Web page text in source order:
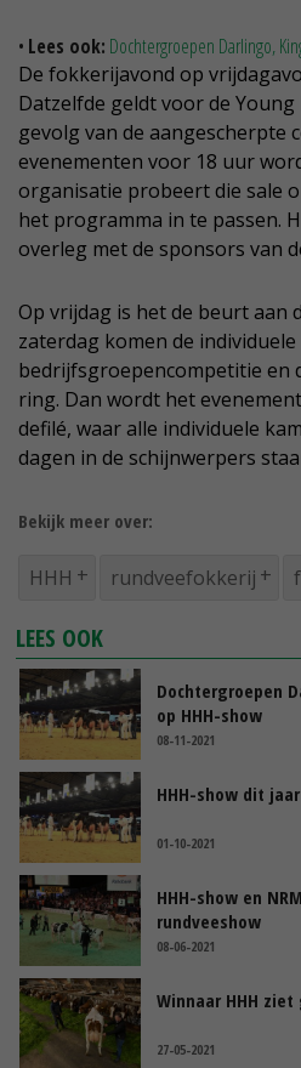
• Lees ook: Dochtergroepen Darlingo,
De fokkerijavond op
Datzelfde geldt voor de Young
gevolg van de aangescherpte
evenementen voor 18 uur
organisatie probeert die sale
het programma in te passen.
overleg met de sponsors van
Op vrijdag is het de beurt aan
zaterdag komen de
bedrijfsgroepencompetitie en
ring. Dan wordt het
defilé, waar alle individuele
dagen in de schijnwerpers
Bekijk meer over:
HHH rundveefokkerij
LEES OOK
Dochtergroepen
op HHH-show
08-11-2021
HHH-show dit
01-10-2021
HHH-show en
rundveeshow
08-06-2021
Winnaar HHH
27-05-2021